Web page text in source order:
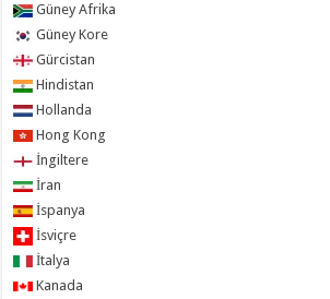
Güney Afrika
Güney Kore
Gürcistan
Hindistan
Hollanda
Hong Kong
İngiltere
İran
İspanya
İsviçre
İtalya
Kanada